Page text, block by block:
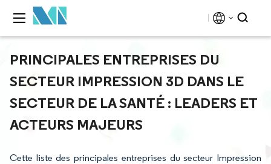
PRINCIPALES ENTREPRISES DU
SECTEUR IMPRESSION 3D DANS LE
SECTEUR DE LA SANTÉ : LEADERS ET
ACTEURS MAJEURS
Cette liste des principales entreprises du secteur Impression